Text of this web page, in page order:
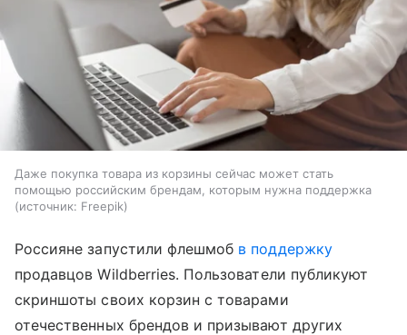
Даже покупка товара из корзины сейчас может стать
помощью российским брендам, которым нужна поддержка
источник: Freepik
Россияне запустили флешмоб в поддержку
продавцов Wildberries. Пользователи публикуют
скриншоты своих корзин с товарами
отечественных брендов и призывают других